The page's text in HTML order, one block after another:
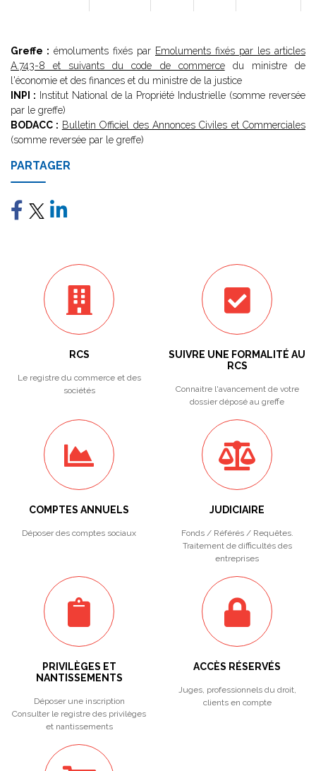
Greffe : émoluments fixés par Emoluments fixés par les articles
A.743-8 et suivants du code de commercedu ministre de
l'économie et des finances et du ministre de la justice
INPI : Institut National de la Propriété Industrielle (somme reversée
par le greffe)
BODACC : Bulletin Officiel des Annonces Civiles et Commerciales
(somme reversée par le greffe)
PARTAGER
RCS
Le registre du commerce et des
sociétés
SUIVRE UNE FORMALITÉ AU
RCS
Connaitre l'avancement de votre
dossier déposé au greffe
COMPTES ANNUELS
Déposer des comptes sociaux
JUDICIAIRE
Fonds / Référés / Requêtes.
Traitement de difficultés des
entreprises
PRIVILÈGES ET
NANTISSEMENTS
Déposer une inscription
Consulter le registre des privilèges
et nantissements
ACCÈS RÉSERVÉS
Juges, professionnels du droit,
clients en compte